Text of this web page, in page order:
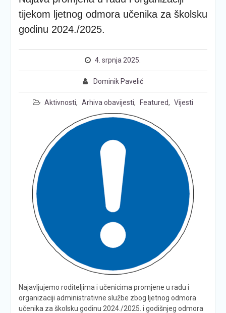
tijekom ljetnog odmora učenika za školsku
godinu 2024./2025.
4. srpnja 2025.
Dominik Pavelić
Aktivnosti, Arhiva obavijesti, Featured, Vijesti
Najavljujemo roditeljima i učenicima promjene u radu i
organizaciji administrativne službe zbog ljetnog odmora
učenika za školsku godinu 2024./2025. i godišnjeg odmora